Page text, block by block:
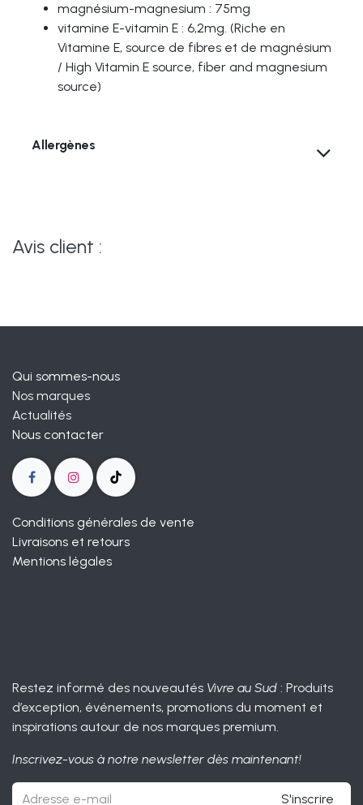
magnésium-magnesium : 75mg
vitamine E-vitamin E : 6,2mg. (Riche en
Vitamine E, source de fibres et de magnésium
/ High Vitamin E source, fiber and magnesium
source)
Allergènes
Avis client :
Qui sommes-nous
Nos marques
Actualités
Nous contacter
Conditions générales de vente
Livraisons et retours
Mentions légales
Restez informé des nouveautés Vivre au Sud : Produits
d’exception, événements, promotions du moment et
inspirations autour de nos marques premium.
Inscrivez-vous à notre newsletter dès maintenant!
S'inscrire